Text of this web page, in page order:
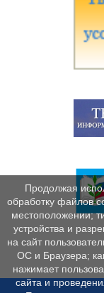
Продолжая
обработку файлов
местоположении;
устройства и
на сайт
ОС и Браузера;
нажимает
сайта и